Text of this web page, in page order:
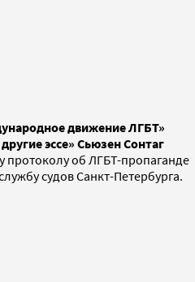
движение ЛГБТ»
эссе» Сьюзен Сонтаг
протоколу об ЛГБТ-пропаганде
судов Санкт-Петербурга.